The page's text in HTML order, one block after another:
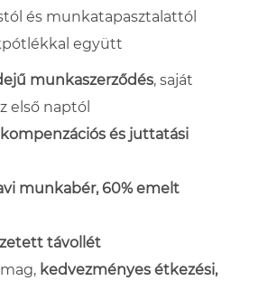
és munkatapasztalattól
együtt
munkaszerződés, saját
első naptól
és juttatási
munkabér, 60% emelt
távollét
kedvezményes étkezési,